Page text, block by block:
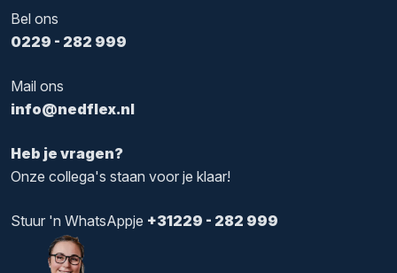
Heb je vragen?
Onze collega's staan voor je klaar!
Bel ons
0229 - 282 999
Mail ons
info@nedflex.nl
Stuur 'n WhatsAppje +31229 - 282 999